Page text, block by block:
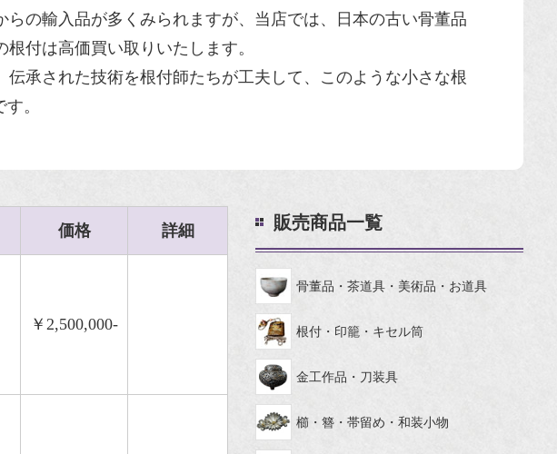
らの輸入品が多くみられますが、当店では、日本の古い骨董品
根付は高価買い取りいたします。
伝承された技術を根付師たちが工夫して、このような小さな根
す。
価格 詳細
￥2,500,000-
販売商品一覧
骨董品・茶道具・美術品・お道具
根付・印籠・キセル筒
金工作品・刀装具
櫛・簪・帯留め・和装小物